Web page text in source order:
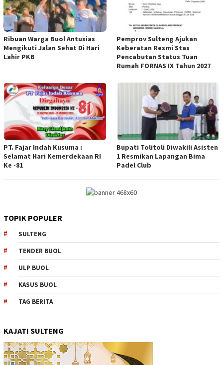
Ribuan Warga Buol Antusias
Mengikuti Jalan Sehat Di Hari
Lahir PKB
Pemprov Sulteng Ajukan
Keberatan Resmi Stas
Pencabutan Status Tuan
Rumah FORNAS IX Tahun 2027
PT. Fajar Indah Kusuma :
Selamat Hari Kemerdekaan RI
Ke -81
Bupati Tolitoli Diwakili Asisten
1 Resmikan Lapangan Bima
Padel Club
TOPIK POPULER
SULTENG
TENDER BUOL
ULP BUOL
KASUS BUOL
TAG BERITA
KAJATI SULTENG